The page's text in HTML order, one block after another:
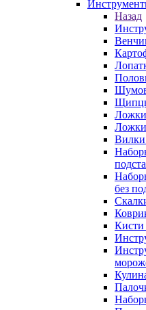
Назад
Ложки
Ложки
Вилки
без
Кисти